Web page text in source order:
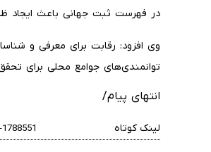
در فهرست ثبت جهانی باعث ایجاد
وی افزود: رقابت برای معرفی و
توانمندی‌های جوامع محلی برای
انتهای پیام/
لینک کوتاه